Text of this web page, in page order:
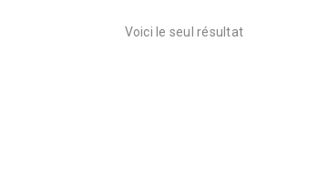
Voici le seul résultat